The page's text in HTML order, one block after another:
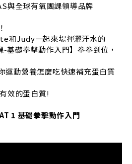
與全球有氧團課領導品牌
和Judy一起來場揮灑汗水的
-基礎拳擊動作入門】拳拳到位，
運動營養怎麼吃快速補充蛋白質
效的蛋白質!
1 基礎拳擊動作入門